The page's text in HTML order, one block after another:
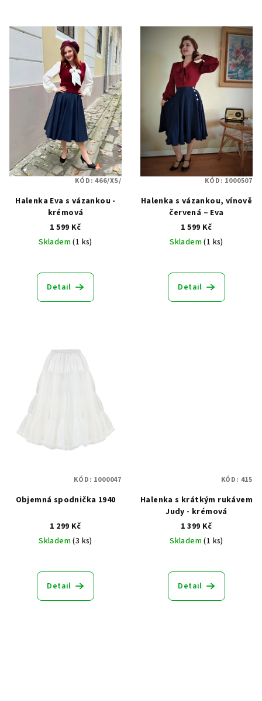
Halenka Eva s vázankou -
krémová
1 599 Kč
Skladem(1 ks)
hodnocení
produktu
Detail
KÓD:466/XS/
Halenka s vázankou, vínově
červená – Eva
1 599 Kč
Skladem(1 ks)
hodnocení
produktu
Detail
KÓD: 1000507
Objemná spodnička 1940
1 299 Kč
Skladem(3 ks)
hodnocení
produktu
Detail
KÓD: 1000047
Halenka s krátkým rukávem
Judy - krémová
1 399 Kč
Skladem(1 ks)
hodnocení
produktu
Detail
KÓD: 415